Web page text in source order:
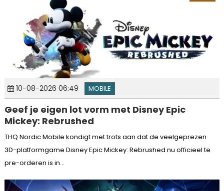
10-08-2026 06:49 MOBILE
Geef je eigen lot vorm met Disney Epic
Mickey: Rebrushed
THQ Nordic Mobile kondigt met trots aan dat de veelgeprezen
3D-platformgame Disney Epic Mickey: Rebrushed nu officieel te
pre-orderen is in...